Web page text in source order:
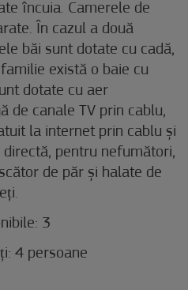
încuia. Camerele de
În cazul a două
băi sunt dotate cu cadă,
există o baie cu
dotate cu aer
de canale TV prin cablu,
la internet prin cablu și
pentru nefumători,
de păr și halate de
3
4 persoane